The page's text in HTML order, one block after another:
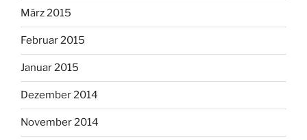
März 2015
Februar 2015
Januar 2015
Dezember 2014
November 2014